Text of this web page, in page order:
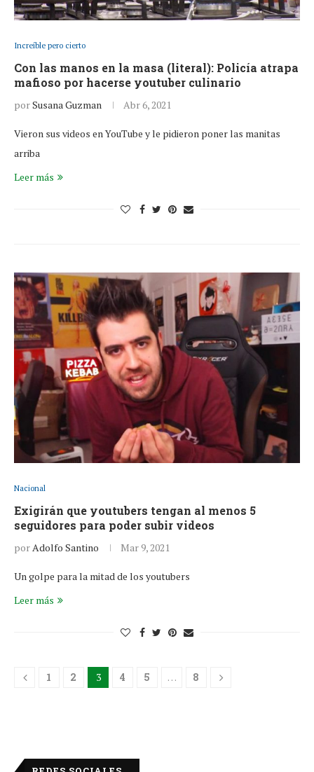
Increíble pero cierto
Con las manos en la masa (literal): Policía atrapa
mafioso por hacerse youtuber culinario
porSusana Guzman Abr 6, 2021
Vieron sus videos en YouTube y le pidieron poner las manitas
arriba
Leer más
Nacional
Exigirán que youtubers tengan al menos 5
seguidores para poder subir videos
porAdolfo Santino Mar 9, 2021
Un golpe para la mitad de los youtubers
Leer más
1 2 3 4 5 … 8